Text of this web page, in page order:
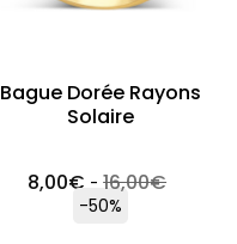
Bague Dorée Rayons
Solaire
8,00€ -16,00€
-50%